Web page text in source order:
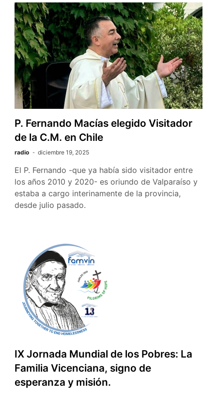
P. Fernando Macías elegido Visitador
de la C.M. en Chile
radio diciembre 19, 2025
El P. Fernando -que ya había sido visitador entre
los años 2010 y 2020- es oriundo de Valparaíso y
estaba a cargo interinamente de la provincia,
desde julio pasado.
IX Jornada Mundial de los Pobres: La
Familia Vicenciana, signo de
esperanza y misión.